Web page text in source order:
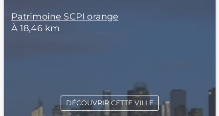
Patrimoine SCPI orange
À 18,46 km
DÉCOUVRIR CETTE VILLE